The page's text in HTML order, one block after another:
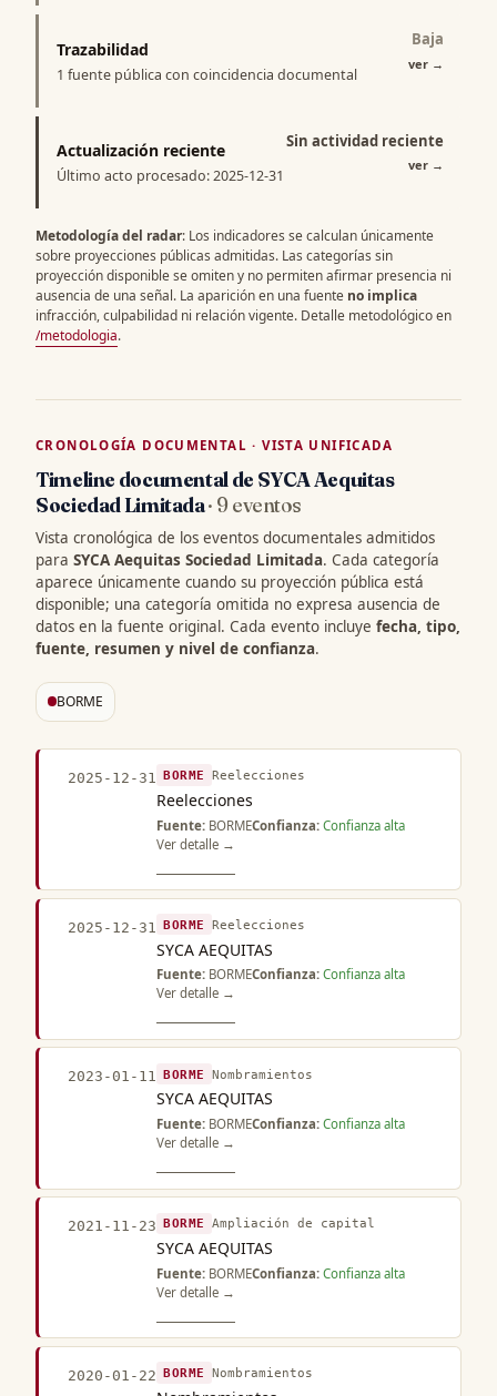
Trazabilidad
1 fuente pública con coincidencia documental
Baja
ver →
Actualización reciente
Último acto procesado: 2025-12-31
Sin actividad reciente
ver →
Metodología del radar: Los indicadores se calculan únicamente
sobre proyecciones públicas admitidas. Las categorías sin
proyección disponible se omiten y no permiten afirmar presencia ni
ausencia de una señal. La aparición en una fuente no implica
infracción, culpabilidad ni relación vigente. Detalle metodológico en
/metodologia.
CRONOLOGÍA DOCUMENTAL · VISTA UNIFICADA
Timeline documental de SYCA Aequitas
Sociedad Limitada· 9 eventos
Vista cronológica de los eventos documentales admitidos
para SYCA Aequitas Sociedad Limitada. Cada categoría
aparece únicamente cuando su proyección pública está
disponible; una categoría omitida no expresa ausencia de
datos en la fuente original. Cada evento incluye fecha, tipo,
fuente, resumen y nivel de confianza.
BORME
2025-12-31 BORME Reelecciones
Reelecciones
Fuente: BORMEConfianza: Confianza alta
Ver detalle →
2025-12-31 BORME Reelecciones
SYCA AEQUITAS
Fuente: BORMEConfianza: Confianza alta
Ver detalle →
2023-01-11 BORME Nombramientos
SYCA AEQUITAS
Fuente: BORMEConfianza: Confianza alta
Ver detalle →
2021-11-23 BORME Ampliación de capital
SYCA AEQUITAS
Fuente: BORMEConfianza: Confianza alta
Ver detalle →
2020-01-22 BORME Nombramientos